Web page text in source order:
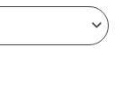
診することに